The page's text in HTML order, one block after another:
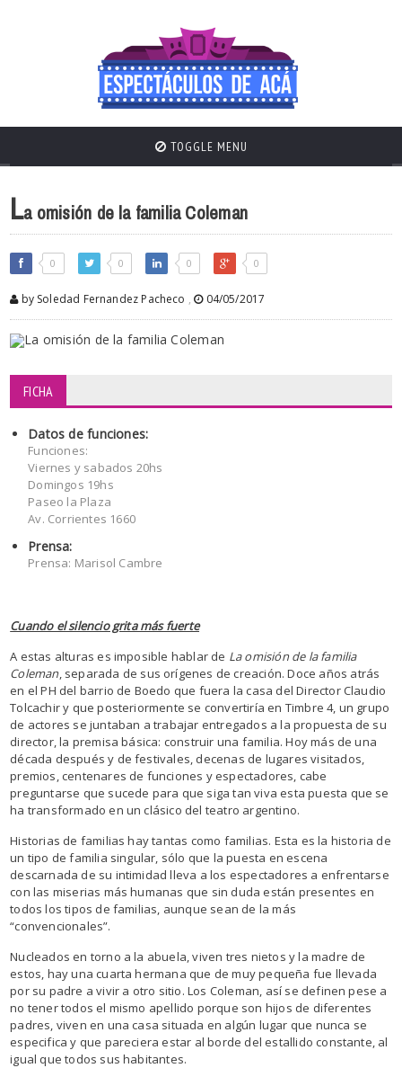
TOGGLE MENU
La omisión de la familia Coleman
0 0 0 0
by Soledad Fernandez Pacheco , 04/05/2017
FICHA
Datos de funciones:
Funciones:
Viernes y sabados 20hs
Domingos 19hs
Paseo la Plaza
Av. Corrientes 1660
Prensa:
Prensa: Marisol Cambre
Cuando el silencio grita más fuerte
A estas alturas es imposible hablar de La omisión de la familia
Coleman, separada de sus orígenes de creación. Doce años atrás
en el PH del barrio de Boedo que fuera la casa del Director Claudio
Tolcachir y que posteriormente se convertiría en Timbre 4, un grupo
de actores se juntaban a trabajar entregados a la propuesta de su
director, la premisa básica: construir una familia. Hoy más de una
década después y de festivales, decenas de lugares visitados,
premios, centenares de funciones y espectadores, cabe
preguntarse que sucede para que siga tan viva esta puesta que se
ha transformado en un clásico del teatro argentino.
Historias de familias hay tantas como familias. Esta es la historia de
un tipo de familia singular, sólo que la puesta en escena
descarnada de su intimidad lleva a los espectadores a enfrentarse
con las miserias más humanas que sin duda están presentes en
todos los tipos de familias, aunque sean de la más
“convencionales”.
Nucleados en torno a la abuela, viven tres nietos y la madre de
estos, hay una cuarta hermana que de muy pequeña fue llevada
por su padre a vivir a otro sitio. Los Coleman, así se definen pese a
no tener todos el mismo apellido porque son hijos de diferentes
padres, viven en una casa situada en algún lugar que nunca se
especifica y que pareciera estar al borde del estallido constante, al
igual que todos sus habitantes.